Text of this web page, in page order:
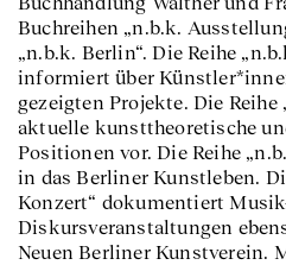
Buchreihen „n.b.k.
„n.b.k. Berlin“. Die Reihe
informiert über
gezeigten Projekte. Die
aktuelle kunsttheoretische
Positionen vor. Die Reihe
in das Berliner Kunstleben.
Konzert“ dokumentiert
Diskursveranstaltungen
Neuen Berliner Kunstverein.